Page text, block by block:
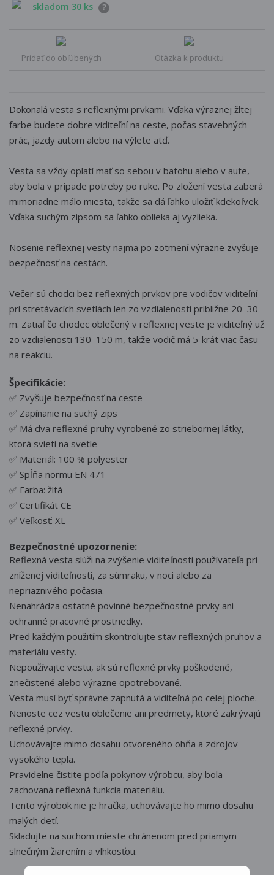
skladom 30 ks ?
Pridať do obľúbených Otázka k produktu
Dokonalá vesta s reflexnými prvkami. Vďaka výraznej žltej
farbe budete dobre viditeľní na ceste, počas stavebných
prác, jazdy autom alebo na výlete atď.
Vesta sa vždy oplatí mať so sebou v batohu alebo v aute,
aby bola v prípade potreby po ruke. Po zložení vesta zaberá
mimoriadne málo miesta, takže sa dá ľahko uložiť kdekoľvek.
Vďaka suchým zipsom sa ľahko oblieka aj vyzlieka.
Nosenie reflexnej vesty najmä po zotmení výrazne zvyšuje
bezpečnosť na cestách.
Večer sú chodci bez reflexných prvkov pre vodičov viditeľní
pri stretávacích svetlách len zo vzdialenosti približne 20–30
m. Zatiaľ čo chodec oblečený v reflexnej veste je viditeľný už
zo vzdialenosti 130–150 m, takže vodič má 5-krát viac času
na reakciu.
Špecifikácie:
✅ Zvyšuje bezpečnosť na ceste
✅ Zapínanie na suchý zips
✅ Má dva reflexné pruhy vyrobené zo striebornej látky,
ktorá svieti na svetle
✅ Materiál: 100 % polyester
✅ Spĺňa normu EN 471
✅ Farba: žltá
✅ Certifikát CE
✅ Veľkosť: XL
Bezpečnostné upozornenie:
Reflexná vesta slúži na zvýšenie viditeľnosti používateľa pri
zníženej viditeľnosti, za súmraku, v noci alebo za
nepriaznivého počasia.
Nenahrádza ostatné povinné bezpečnostné prvky ani
ochranné pracovné prostriedky.
Pred každým použitím skontrolujte stav reflexných pruhov a
materiálu vesty.
Nepoužívajte vestu, ak sú reflexné prvky poškodené,
znečistené alebo výrazne opotrebované.
Vesta musí byť správne zapnutá a viditeľná po celej ploche.
Nenoste cez vestu oblečenie ani predmety, ktoré zakrývajú
reflexné prvky.
Uchovávajte mimo dosahu otvoreného ohňa a zdrojov
vysokého tepla.
Pravidelne čistite podľa pokynov výrobcu, aby bola
zachovaná reflexná funkcia materiálu.
Tento výrobok nie je hračka, uchovávajte ho mimo dosahu
malých detí.
Skladujte na suchom mieste chránenom pred priamym
slnečným žiarením a vlhkosťou.